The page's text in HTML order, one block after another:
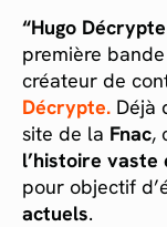
“Hugo
première
créateur de
Décrypte. Déjà
site de la Fnac,
l’histoire vaste
pour objectif
actuels.